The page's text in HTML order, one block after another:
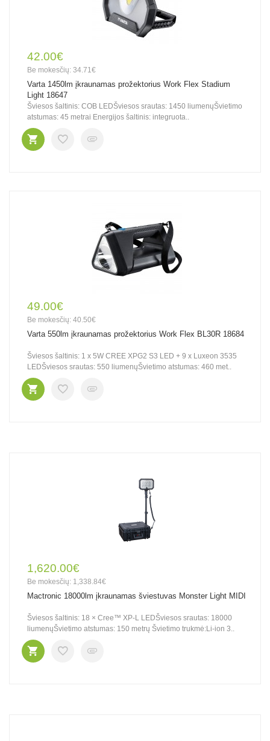
42.00€
Be mokesčių: 34.71€
Varta 1450lm įkraunamas prožektorius Work Flex Stadium
Light 18647
Šviesos šaltinis: COB LEDŠviesos srautas: 1450 liumenųŠvietimo
atstumas: 45 metrai Energijos šaltinis: integruota..
49.00€
Be mokesčių: 40.50€
Varta 550lm įkraunamas prožektorius Work Flex BL30R 18684
Šviesos šaltinis: 1 x 5W CREE XPG2 S3 LED + 9 x Luxeon 3535
LEDŠviesos srautas: 550 liumenųŠvietimo atstumas: 460 met..
1,620.00€
Be mokesčių: 1,338.84€
Mactronic 18000lm įkraunamas šviestuvas Monster Light MIDI
Šviesos šaltinis: 18 × Cree™ XP-L LEDŠviesos srautas: 18000
liumenųŠvietimo atstumas: 150 metrų Švietimo trukmė:Li-ion 3..